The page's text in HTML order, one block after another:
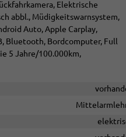
Elektrische
abbl., Müdigkeitswarnsystem,
Auto, Apple Carplay,
Bluetooth, Bordcomputer, Full
5 Jahre/100.000km,